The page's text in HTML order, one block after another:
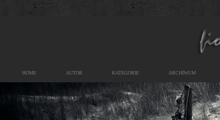
HOME AUTOR KATEGORIE ARCHIWUM